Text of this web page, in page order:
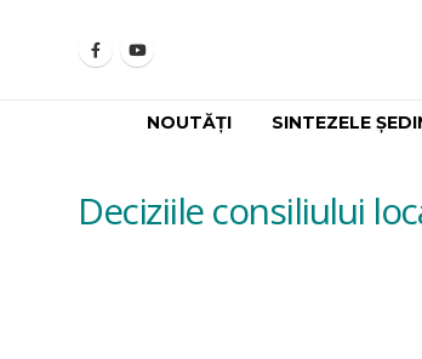
NOUTĂȚI SINTEZELE
Deciziile consiliului